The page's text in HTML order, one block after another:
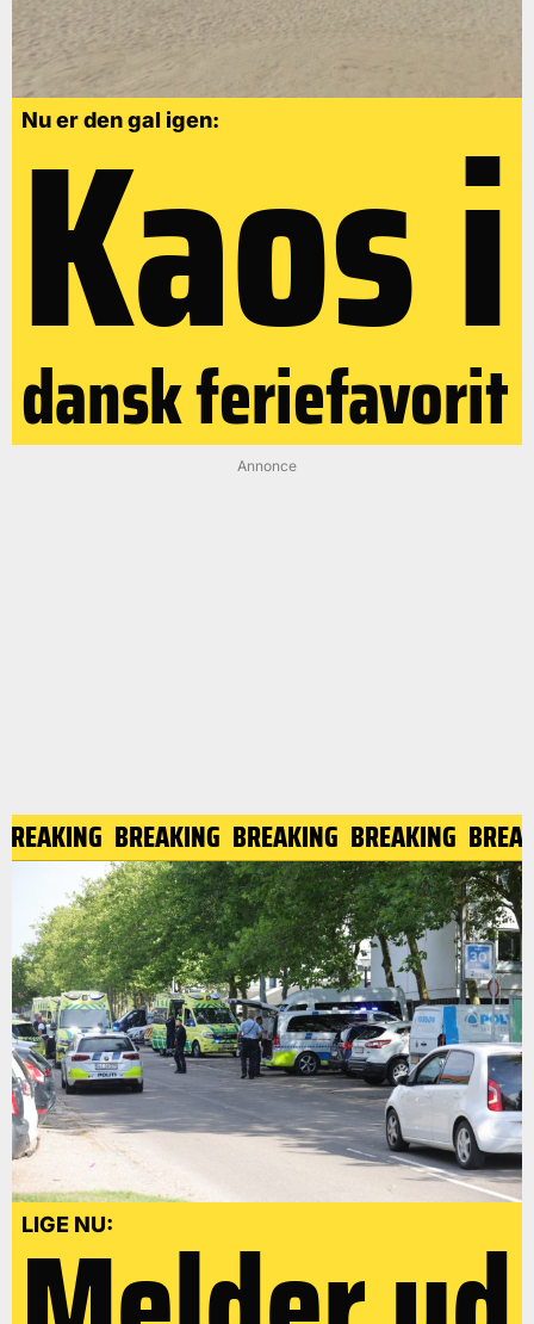
Nu er den gal igen:
Kaos i
dansk feriefavorit
Annonce
BREAKING BREAKING BREAKING
LIGE NU: